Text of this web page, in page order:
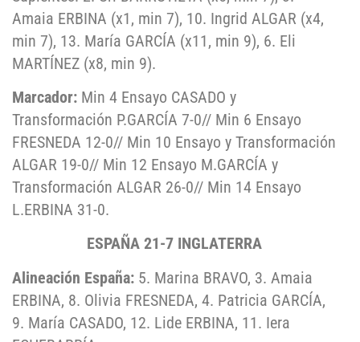
Amaia ERBINA (x1, min 7), 10. Ingrid ALGAR (x4,
min 7), 13. María GARCÍA (x11, min 9), 6. Eli
MARTÍNEZ (x8, min 9).
Marcador: Min 4 Ensayo CASADO y
Transformación P.GARCÍA 7-0// Min 6 Ensayo
FRESNEDA 12-0// Min 10 Ensayo y Transformación
ALGAR 19-0// Min 12 Ensayo M.GARCÍA y
Transformación ALGAR 26-0// Min 14 Ensayo
L.ERBINA 31-0.
ESPAÑA 21-7 INGLATERRA
Alineación España: 5. Marina BRAVO, 3. Amaia
ERBINA, 8. Olivia FRESNEDA, 4. Patricia GARCÍA,
9. María CASADO, 12. Lide ERBINA, 11. Iera